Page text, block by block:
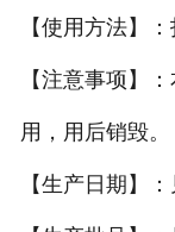
【使用方法】
【注意事项】
用，用后销毁。
【生产日期】